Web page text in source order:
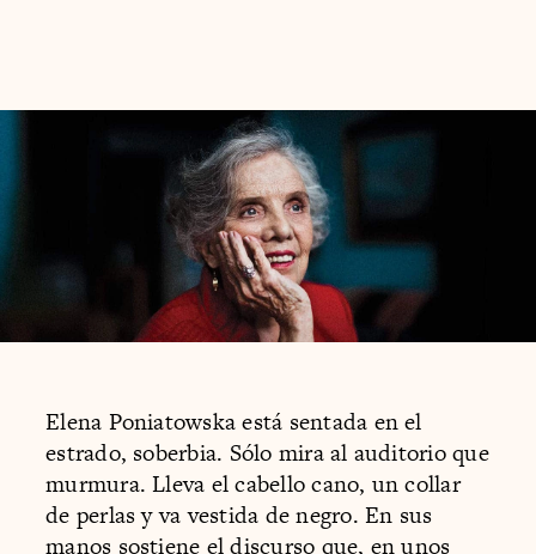
Elena Poniatowska está sentada en el
estrado, soberbia. Sólo mira al auditorio que
murmura. Lleva el cabello cano, un collar
de perlas y va vestida de negro. En sus
manos sostiene el discurso que, en unos